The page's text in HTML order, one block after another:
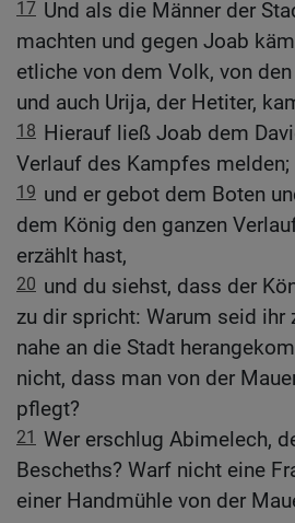
17 Und als die Männer der
machten und gegen Joab
etliche von dem Volk, von
und auch Urija, der Hetiter,
18 Hierauf ließ Joab dem
Verlauf des Kampfes melden;
19 und er gebot dem Boten
dem König den ganzen
erzählt hast,
20 und du siehst, dass der
zu dir spricht: Warum seid ihr
nahe an die Stadt
nicht, dass man von der
pflegt?
21 Wer erschlug Abimelech,
Bescheths? Warf nicht eine
einer Handmühle von der